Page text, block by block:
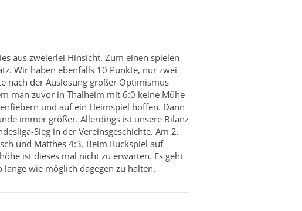
aus zweierlei Hinsicht. Zum einen spielen
Wir haben ebenfalls 10 Punkte, nur zwei
nach der Auslosung großer Optimismus
man zuvor in Thalheim mit 6:0 keine Mühe
und auf ein Heimspiel hoffen. Dann
immer größer. Allerdings ist unsere Bilanz
Sieg in der Vereinsgeschichte. Am 2.
und Matthes 4:3. Beim Rückspiel auf
ist dieses mal nicht zu erwarten. Es geht
wie möglich dagegen zu halten.